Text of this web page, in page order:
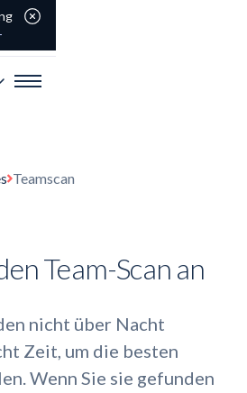
Teamscan
Team-Scan an
nicht über Nacht
Zeit, um die besten
Wenn Sie sie gefunden